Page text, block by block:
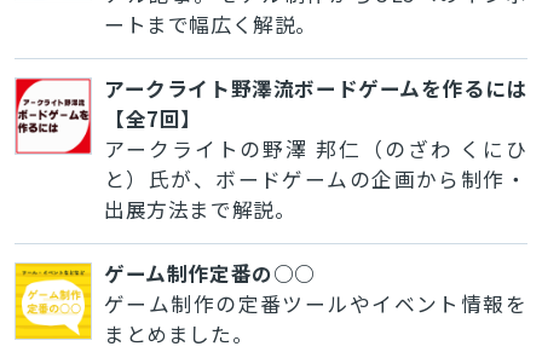
ートまで幅広く解説。
アークライト野澤流ボードゲームを作るには
【全7回】
アークライトの野澤 邦仁（のざわ くにひ
と）氏が、ボードゲームの企画から制作・
出展方法まで解説。
ゲーム制作定番の○○
ゲーム制作の定番ツールやイベント情報を
まとめました。